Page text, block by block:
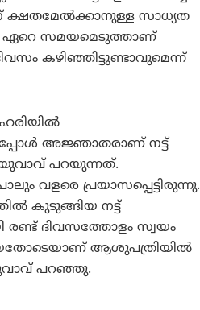
ക്ഷതമേൽക്കാനുള്ള സാധ്യത
ഏറെ സമയമെടുത്താണ്
കഴിഞ്ഞിട്ടുണ്ടാവുമെന്ന്
അജ്ഞാതരാണ് നട്ട്
യുവാവ് പറയുന്നത്.
വളരെ പ്രയാസപ്പെട്ടിരുന്നു.
കുടുങ്ങിയ നട്ട്
രണ്ട് ദിവസത്തോളം സ്വയം
ആശുപത്രിയിൽ
പറഞ്ഞു.